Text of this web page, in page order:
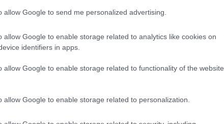
allow Google to send me personalized advertising.
allow Google to enable storage related to analytics like cookies on
identifiers in apps.
allow Google to enable storage related to functionality of the website
allow Google to enable storage related to personalization.
sózása, az építési anyagok korróziója és a
növekedése is.
a Nyugat-Dunántúli Vízügyi Igazgatóság és az
részletekbe menően vizsgálta a Balaton kémiai
A vizsgálati eredmények kétséget sem
A tó huszadik század közepéig változatlan
az elmúlt évtizedek során.